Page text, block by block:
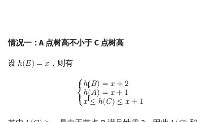
情况一：A 点树高不小于 C 点树高
设 ℎ(𝐸) = 𝑥
h(E)= x ，则有
⎧{ {
⎨{ {
⎩
ℎ(𝐵) = 𝑥 +2
ℎ(𝐴) = 𝑥+ 1
𝑥 ≤ ℎ(𝐶) ≤ 𝑥 + 1
)= x+2h( A) =x +1x≤